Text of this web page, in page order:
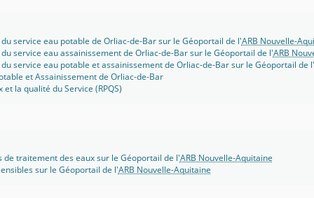
service eau potable de Orliac-de-Bar sur le Géoportail de l'ARB Nouvelle-
service eau assainissement de Orliac-de-Bar sur le Géoportail de l'ARB
service eau potable et assainissement de Orliac-de-Bar sur le Géoportail de l'
et Assainissement de Orliac-de-Bar
la qualité du Service (RPQS)
de traitement des eaux sur le Géoportail de l'ARB Nouvelle-Aquitaine
sur le Géoportail de l'ARB Nouvelle-Aquitaine